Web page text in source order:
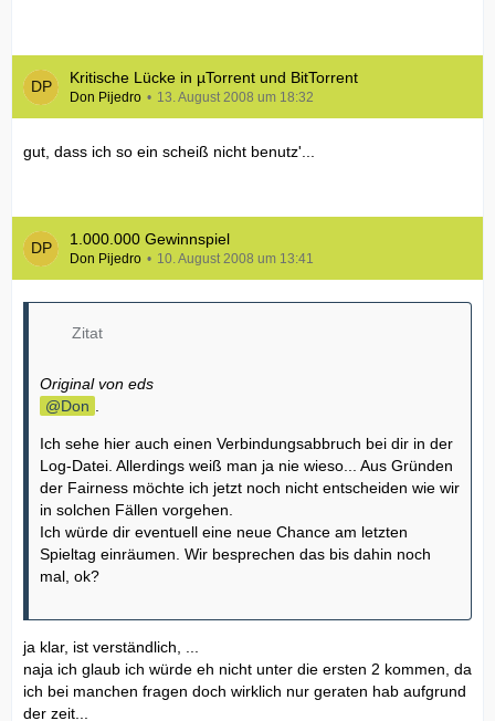
Kritische Lücke in µTorrent und BitTorrent
Don Pijedro 13. August 2008 um 18:32
gut, dass ich so ein scheiß nicht benutz'...
1.000.000 Gewinnspiel
Don Pijedro 10. August 2008 um 13:41
Zitat
Original von eds
Don
Ich sehe hier auch einen Verbindungsabbruch bei dir in der
Log-Datei. Allerdings weiß man ja nie wieso... Aus Gründen
der Fairness möchte ich jetzt noch nicht entscheiden wie wir
in solchen Fällen vorgehen.
Ich würde dir eventuell eine neue Chance am letzten
Spieltag einräumen. Wir besprechen das bis dahin noch
mal, ok?
ja klar, ist verständlich, ...
naja ich glaub ich würde eh nicht unter die ersten 2 kommen, da
ich bei manchen fragen doch wirklich nur geraten hab aufgrund
der zeit...